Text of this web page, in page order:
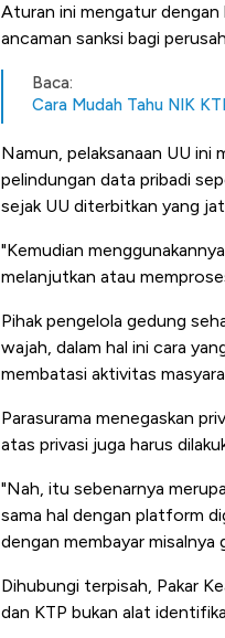
Aturan ini mengatur dengan
ancaman sanksi bagi
Baca:
Cara Mudah Tahu NIK
Namun, pelaksanaan UU ini
pelindungan data pribadi
sejak UU diterbitkan yang
"Kemudian
melanjutkan atau
Pihak pengelola gedung
wajah, dalam hal ini cara
membatasi aktivitas
Parasurama menegaskan
atas privasi juga harus
"Nah, itu sebenarnya
sama hal dengan platform
dengan membayar misalnya
Dihubungi terpisah, Pakar
dan KTP bukan alat